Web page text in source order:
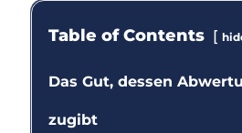
Table of Contents
Das Gut, dessen
zugibt